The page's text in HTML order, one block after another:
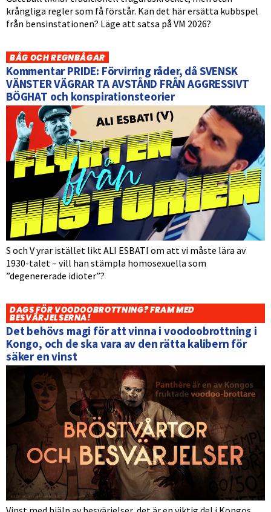
krångliga regler som få förstår. Kan det här ersätta kubbspel
från bensinstationen? Läge att satsa på VM 2026?
BÅG OCH REGNBÅGAR
Kommentar PRIDE: Förvirring råder, då SVENSK
VÄNSTER VÄGRAR TA AVSTÅND FRÅN AGGRESSIVT
BÖGHAT och konspirationsteorier
S och V yrar istället likt ALI ESBATI om att vi måste lära av
1930-talet – vill han stämpla homosexuella som
”degenererade idioter”?
DAGS FÖR VOODOOBROTTNING? FRAM MED
BESVÄRJELSERNA!
Det behövs magi för att vinna i voodoobrottning i
Kongo, och de ska vara av den rätta kalibern för
säker en vinst